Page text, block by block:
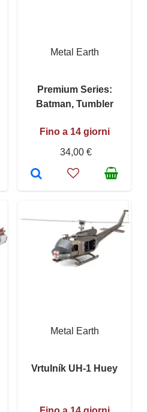
Metal Earth
Premium Series:
Batman, Tumbler
Fino a 14 giorni
34,00 €
Metal Earth
Vrtulník UH-1 Huey